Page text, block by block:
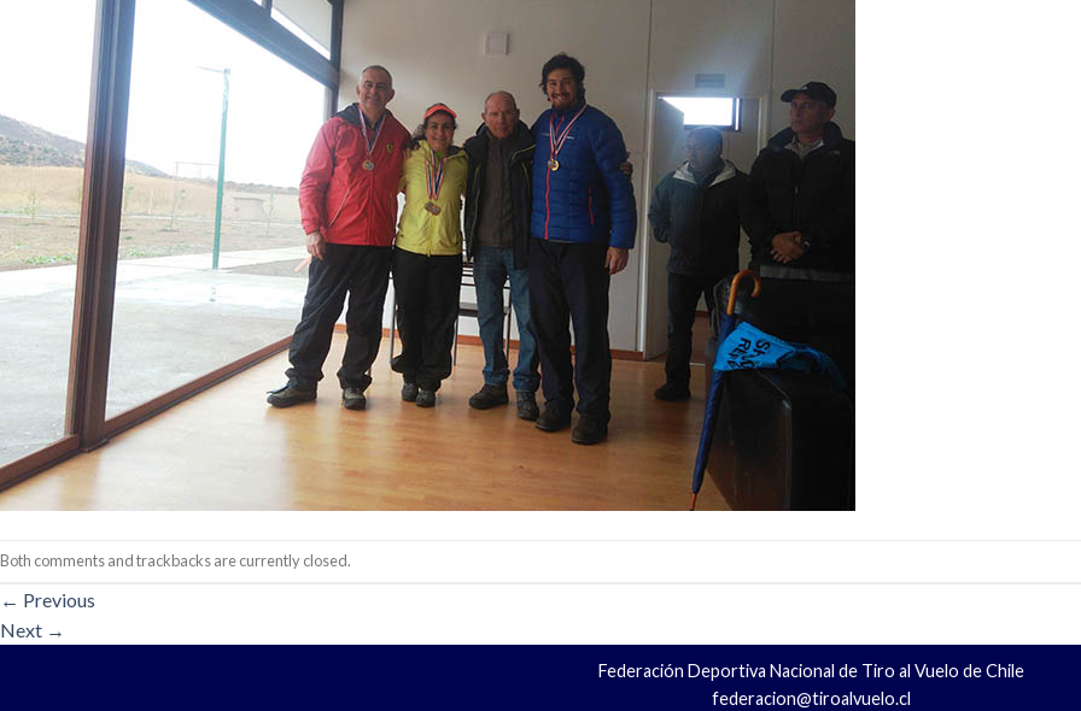
Both comments and trackbacks are currently closed.
← Previous
Next →
Federación Deportiva Nacional de Tiro al Vuelo de Chile
federacion@tiroalvuelo.cl